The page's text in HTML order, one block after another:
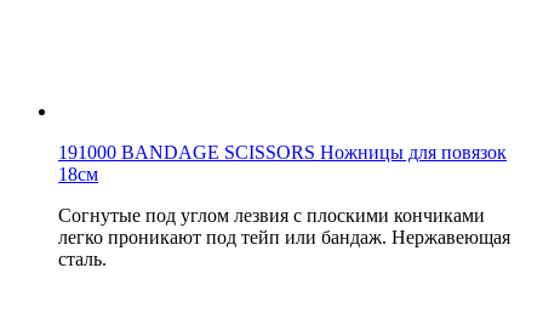
191000 BANDAGE SCISSORS Ножницы для повязок
18см
Согнутые под углом лезвия с плоскими кончиками
легко проникают под тейп или бандаж. Нержавеющая
сталь.